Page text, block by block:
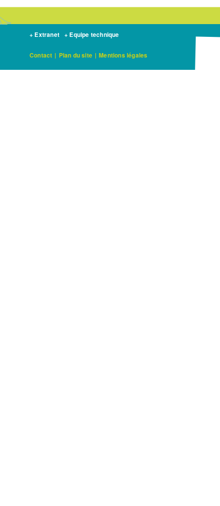
favoriser
d'espèces
envahissantes
?
+ Extranet + Equipe technique
Contact | Plan du site | Mentions légales